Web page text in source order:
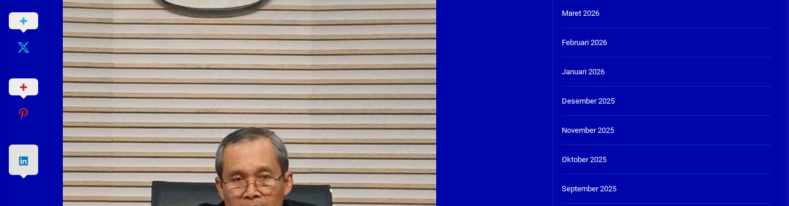
Maret 2026
Februari 2026
Januari 2026
Desember 2025
November 2025
Oktober 2025
September 2025